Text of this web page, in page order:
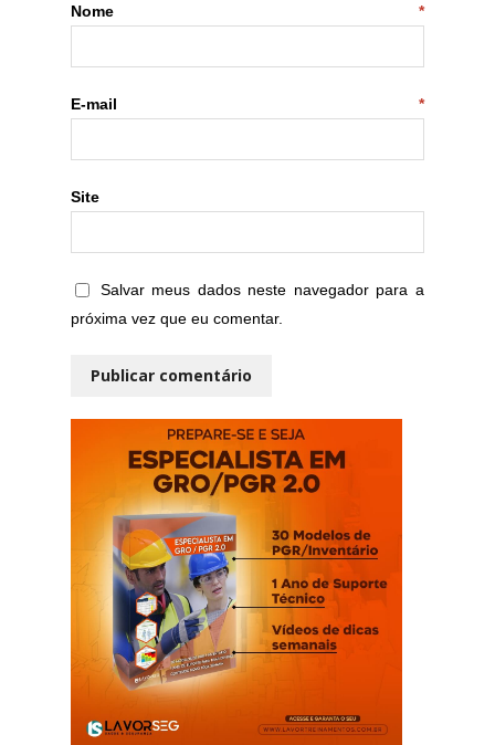
Nome *
E-mail *
Site
Salvar meus dados neste navegador para a
próxima vez que eu comentar.